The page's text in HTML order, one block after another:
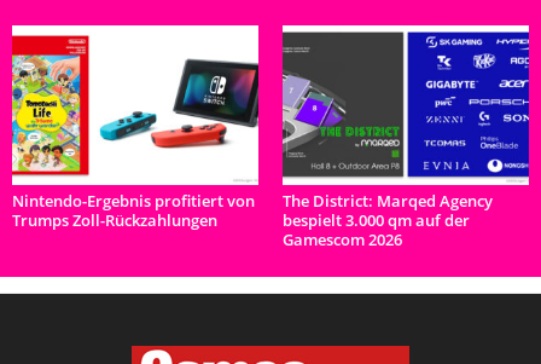
Nintendo-Ergebnis profitiert von
Trumps Zoll-Rückzahlungen
The District: Marqed Agency
bespielt 3.000 qm auf der
Gamescom 2026